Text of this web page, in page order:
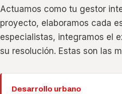
Actuamos como tu gestor
proyecto, elaboramos cada
especialistas, integramos el
su resolución. Estas son las
Desarrollo urbano